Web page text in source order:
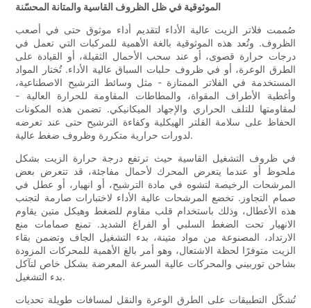
الموثوقية في ظل الظروف القاسية والمتانة المحسّنة
صُممت فلاتر الزيت عالية الأداء لتقديم أداء موثوق حتى في أصعب
الظروف. وتُعد هذه الموثوقية بالغة الأهمية للمركبات التي تعمل في
درجات حرارة قصوى، أو عند سحب الأحمال الثقيلة، أو القيادة على
الطرق الوعرة، أو في ظروف حلبات السباق عالية الأداء. تُختار المواد
المستخدمة في الفلاتر الممتازة - مثل وسائط الترشيح الاصطناعية،
وأغطية الأطراف المقواة، والمطاطات المقاومة للحرارة العالية -
لمقاومتها للتلف الحراري والإجهاد الميكانيكي. تضمن هذه المكونات
الحفاظ على سلامة الفلتر الهيكلية وكفاءة الترشيح حتى عند تعرضه
لدورات حرارية متكررة وظروف ضغط عالية.
في ظروف التشغيل القاسية حيث ترتفع درجة حرارة الزيت بشكل
ملحوظ أو عندما يتعرض المحرك لأحمال مفاجئة، قد تتعرض بعض
المرشحات الرخيصة لتشوه في مادة الترشيح، أو انهيار، أو عطل في
صمام التجاوز. تخضع المرشحات عالية الأداء لاختبارات صارمة لتجنب
هذه الأعطال، وذلك باستخدام قلب مقاوم للضغط وهيكل متين يقاوم
الانهيار تحت الضغط السلبي أو الفراغ الشديد. تمنع صمامات منع
الارتداد، المصنوعة من مواد متينة، بدء التشغيل الجاف وتضمن بقاء
الزيت متوفرًا لحظة الاشتعال، وهو أمر بالغ الأهمية للمحركات المزودة
بشاحن توربيني والمحركات عالية السرعة المعرضة بشكل خاص لتآكل
بدء التشغيل.
تُشكّل التطبيقات على الطرق الوعرة والنقل لمسافات طويلة تحديات